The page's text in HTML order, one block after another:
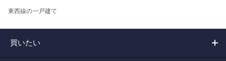
東西線の一戸建て
買いたい